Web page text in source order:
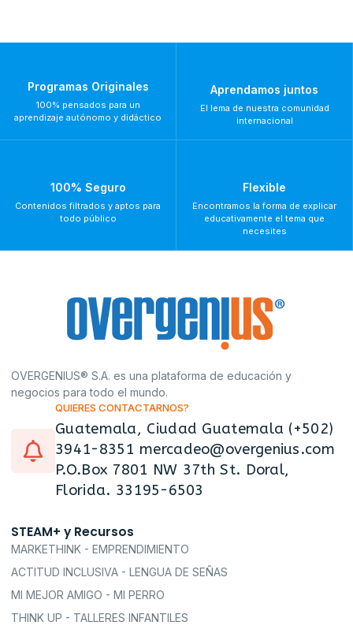
Programas Originales
100% pensados para un
aprendizaje autónomo y didáctico
Aprendamos juntos
El lema de nuestra comunidad
internacional
100% Seguro
Contenidos filtrados y aptos para
todo público
Flexible
Encontramos la forma de explicar
educativamente el tema que
necesites
OVERGENIUS® S.A. es una plataforma de educación y
negocios para todo el mundo.
QUIERES CONTACTARNOS?
Guatemala, Ciudad Guatemala (+502)
3941-8351 mercadeo@overgenius.com
P.O.Box 7801 NW 37th St. Doral,
Florida. 33195-6503
STEAM+ y Recursos
MARKETHINK - EMPRENDIMIENTO
ACTITUD INCLUSIVA - LENGUA DE SEÑAS
MI MEJOR AMIGO - MI PERRO
THINK UP - TALLERES INFANTILES